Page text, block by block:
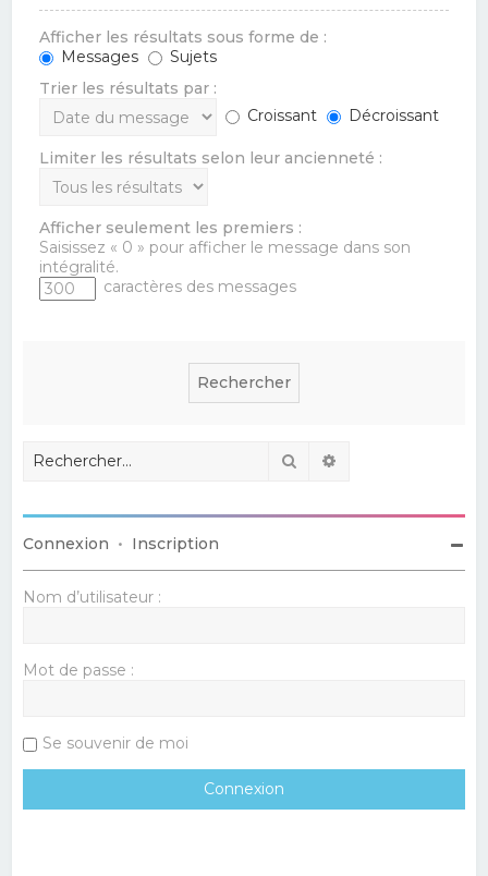
Afficher les résultats sous forme de :
Messages
Sujets
Trier les résultats par :
Croissant
Décroissant
Limiter les résultats selon leur ancienneté :
Afficher seulement les premiers :
Saisissez « 0 » pour afficher le message dans son
intégralité.
caractères des messages
Rechercher
Connexion • Inscription
Nom d’utilisateur :
Mot de passe :
Se souvenir de moi